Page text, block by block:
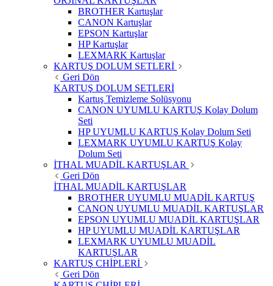
BROTHER Kartuşlar
CANON Kartuşlar
EPSON Kartuşlar
HP Kartuşlar
LEXMARK Kartuşlar
KARTUŞ DOLUM SETLERİ
Geri Dön
KARTUŞ DOLUM SETLERİ
Kartuş Temizleme Solüsyonu
CANON UYUMLU KARTUŞ Kolay Dolum
Seti
HP UYUMLU KARTUŞ Kolay Dolum Seti
LEXMARK UYUMLU KARTUŞ Kolay
Dolum Seti
İTHAL MUADİL KARTUŞLAR
Geri Dön
İTHAL MUADİL KARTUŞLAR
BROTHER UYUMLU MUADİL KARTUŞ
CANON UYUMLU MUADİL KARTUŞLAR
EPSON UYUMLU MUADİL KARTUŞLAR
HP UYUMLU MUADİL KARTUŞLAR
LEXMARK UYUMLU MUADİL
KARTUŞLAR
KARTUŞ CHİPLERİ
Geri Dön